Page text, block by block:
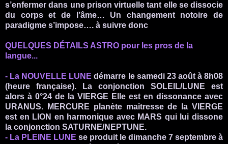
s’enfermer dans une prison virtuelle tant elle se dissocie
du corps et de l’âme… Un changement notoire de
paradigme s’impose…. à suivre donc
QUELQUES DÉTAILS ASTRO pour les pros de la
langue...
- La NOUVELLE LUNEdémarre le samedi 23 août à 8h08
(heure française). La conjonction SOLEIL/LUNE est
alors à 0°24 de la VIERGE Elle est en dissonance avec
URANUS. MERCURE planète maitresse de la VIERGE
est en LION en harmonique avec MARS qui lui dissone
la conjonction SATURNE/NEPTUNE.
- La PLEINE LUNE se produit le dimanche 7 septembre à